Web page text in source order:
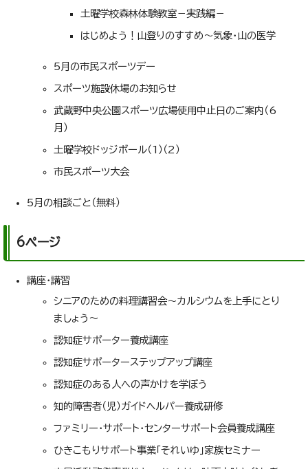
土曜学校森林体験教室－実践編－
はじめよう！山登りのすすめ～気象・山の医学
5月の市民スポーツデー
スポーツ施設休場のお知らせ
武蔵野中央公園スポーツ広場使用中止日のご案内（6
月）
土曜学校ドッジボール（1）（2）
市民スポーツ大会
5月の相談ごと（無料）
6ページ
講座・講習
シニアのための料理講習会～カルシウムを上手にとり
ましょう～
認知症サポーター養成講座
認知症サポーターステップアップ講座
認知症のある人への声かけを学ぼう
知的障害者（児）ガイドヘルパー養成研修
ファミリー・サポート・センターサポート会員養成講座
ひきこもりサポート事業「それいゆ」家族セミナー